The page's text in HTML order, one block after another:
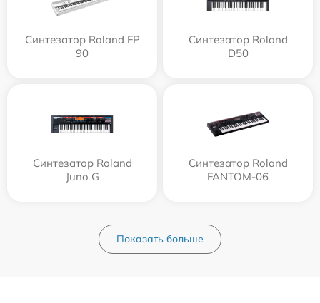
Синтезатор Roland FP
90
Синтезатор Roland
D50
Синтезатор Roland
Juno G
Синтезатор Roland
FANTOM-06
Показать больше